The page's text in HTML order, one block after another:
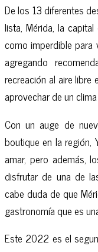
De los 13 diferentes
lista, Mérida, la
como imperdible para
agregando
recreación al aire
aprovechar de un
Con un auge de
boutique en la región,
amar, pero además,
disfrutar de una de
cabe duda de que
gastronomía que es
Este 2022 es el